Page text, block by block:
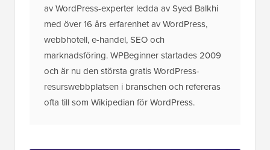
av WordPress-experter ledda av Syed Balkhi
med över 16 års erfarenhet av WordPress,
webbhotell, e-handel, SEO och
marknadsföring. WPBeginner startades 2009
och är nu den största gratis WordPress-
resurswebbplatsen i branschen och refereras
ofta till som Wikipedian för WordPress.